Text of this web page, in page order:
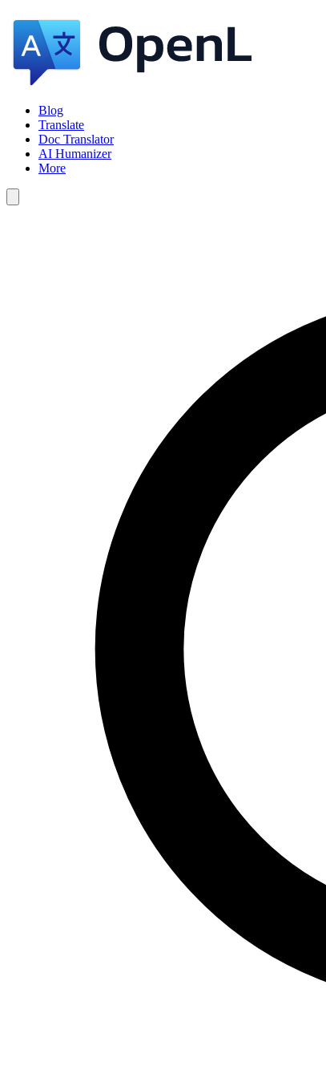
Blog
Translate
Doc Translator
AI Humanizer
More